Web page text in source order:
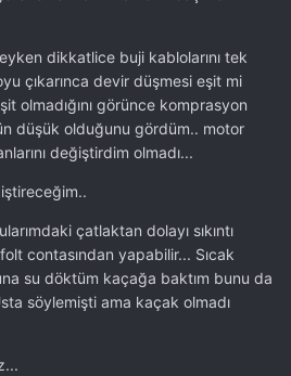
dikkatlice buji kablolarını tek
çıkarınca devir düşmesi eşit mi
olmadığını görünce komprasyon
düşük olduğunu gördüm.. motor
değiştirdim olmadı...
çatlaktan dolayı sıkıntı
contasından yapabilir... Sıcak
su döktüm kaçağa baktım bunu da
söylemişti ama kaçak olmadı